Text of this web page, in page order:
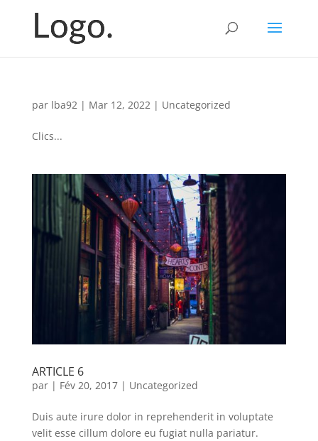
par lba92| Mar 12, 2022| Uncategorized
Clics...
ARTICLE 6
par | Fév 20, 2017| Uncategorized
Duis aute irure dolor in reprehenderit in voluptate
velit esse cillum dolore eu fugiat nulla pariatur.